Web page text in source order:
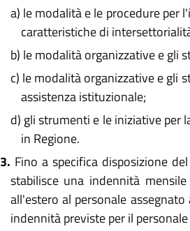
a) le modalità e le procedure per
caratteristiche di
b) le modalità organizzative e gli
c) le modalità organizzative e gli
assistenza istituzionale;
d) gli strumenti e le iniziative per
in Regione.
3. Fino a specifica disposizione
stabilisce una indennità
all'estero al personale
indennità previste per il